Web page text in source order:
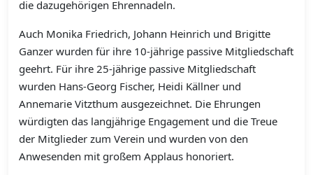
die dazugehörigen Ehrennadeln.
Auch Monika Friedrich, Johann Heinrich und Brigitte
Ganzer wurden für ihre 10-jährige passive Mitgliedschaft
geehrt. Für ihre 25-jährige passive Mitgliedschaft
wurden Hans-Georg Fischer, Heidi Källner und
Annemarie Vitzthum ausgezeichnet. Die Ehrungen
würdigten das langjährige Engagement und die Treue
der Mitglieder zum Verein und wurden von den
Anwesenden mit großem Applaus honoriert.